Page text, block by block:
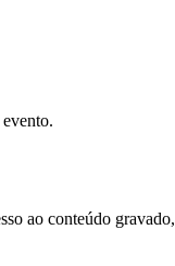
ao conteúdo